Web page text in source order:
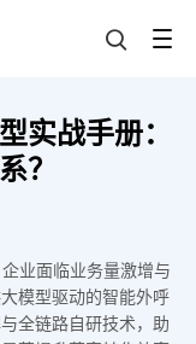
实战手册：
？
业面临业务量激增与
模型驱动的智能外呼
全链路自研技术，助